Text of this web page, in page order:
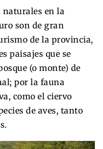
en la
son de gran
de la provincia,
paisajes que se
(o monte) de
por la fauna
como el ciervo
de aves, tanto